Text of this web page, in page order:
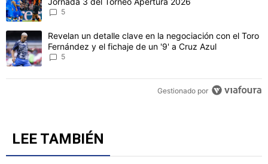
CONVERSACIONES ACTIVAS
Este listado muestra los artículos con más comentarios en los
Un artículo de tendencia con el título "Cruz Azul 2-3 Atlante:
Cruz Azul 2-3 Atlante: goles, videos y resumen por la
Jornada 3 del Torneo Apertura 2026
Un artículo de tendencia con el título "Revelan un detalle clave
Revelan un detalle clave en la negociación con el Toro